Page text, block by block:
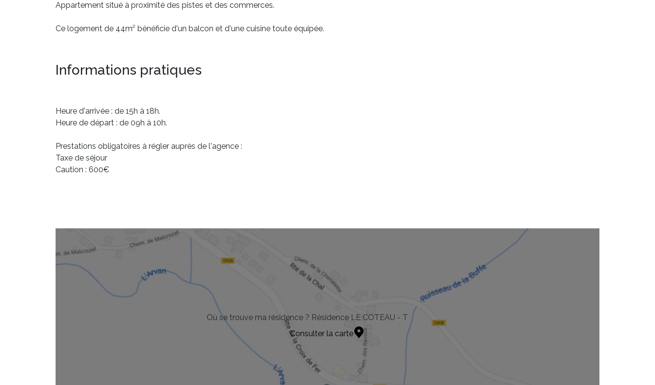
Appartement situé à proximité des pistes et des commerces.
Ce logement de 44m² bénéficie d'un balcon et d'une cuisine toute équipée.
Informations pratiques
Heure d'arrivée : de 15h à 18h.
Heure de départ : de 09h à 10h.
Prestations obligatoires à régler auprès de l'agence :
Taxe de séjour
Caution : 600€
Où se trouve ma résidence ? Résidence LE COTEAU - T
Consulter la carte